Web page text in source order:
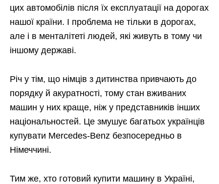
цих автомобілів після їх експлуатації на дорогах
нашої країни. І проблема не тільки в дорогах,
але і в менталітеті людей, які живуть в тому чи
іншому державі.
Річ у тім, що німців з дитинства привчають до
порядку й акуратності, тому стан вживаних
машин у них краще, ніж у представників інших
національностей. Це змушує багатьох українців
купувати Mercedes-Benz безпосередньо в
Німеччині.
Тим же, хто готовий купити машину в Україні,